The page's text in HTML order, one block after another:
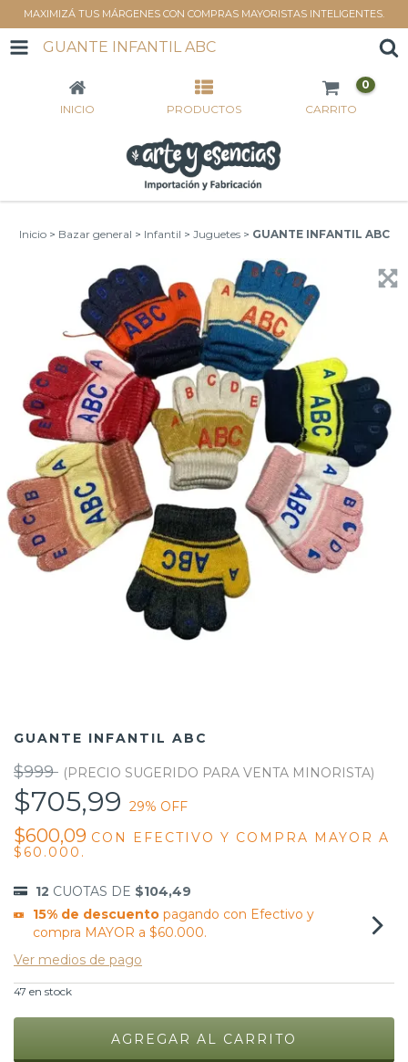
MAXIMIZÁ TUS MÁRGENES CON COMPRAS MAYORISTAS INTELIGENTES.
GUANTE INFANTIL ABC
INICIO PRODUCTOS CARRITO
0
Inicio > Bazar general > Infantil > Juguetes > GUANTE INFANTIL ABC
GUANTE INFANTIL ABC
$999
$705,99 29% OFF
$600,09 CON
EFECTIVO Y COMPRA MAYOR A
$60.000.
12 CUOTAS DE $104,49
15% de descuentopagando con Efectivo y
compra MAYOR a $60.000.
Ver medios de pago
47 en stock